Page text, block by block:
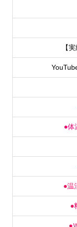
【実
●体
●温
●
●